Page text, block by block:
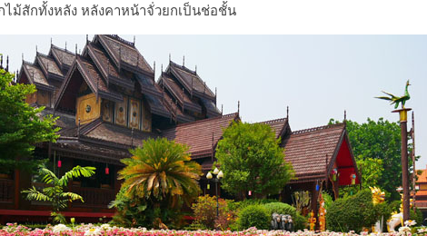
ม้สักทั้งหลัง หลังคาหน้าจั่วยกเป็นช่อชั้น